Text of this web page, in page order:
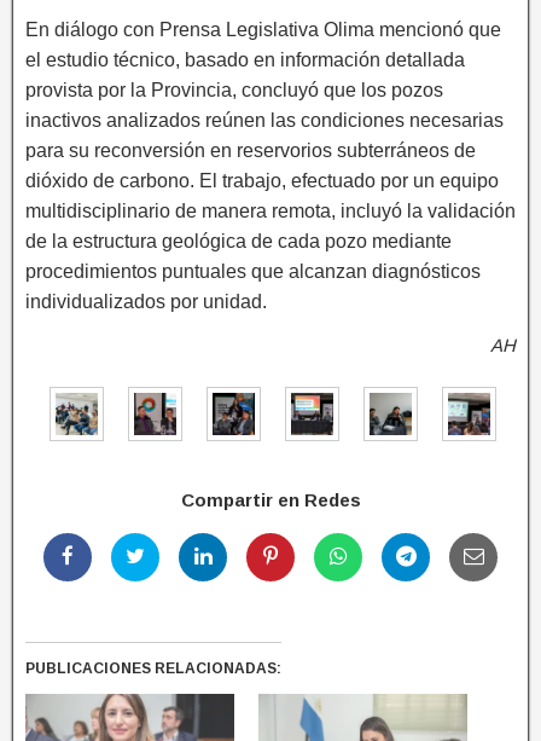
En diálogo con Prensa Legislativa Olima mencionó que
el estudio técnico, basado en información detallada
provista por la Provincia, concluyó que los pozos
inactivos analizados reúnen las condiciones necesarias
para su reconversión en reservorios subterráneos de
dióxido de carbono. El trabajo, efectuado por un equipo
multidisciplinario de manera remota, incluyó la validación
de la estructura geológica de cada pozo mediante
procedimientos puntuales que alcanzan diagnósticos
individualizados por unidad.
AH
Compartir en Redes
PUBLICACIONES RELACIONADAS: